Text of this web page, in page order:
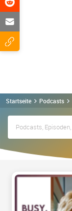
Startseite Podcasts